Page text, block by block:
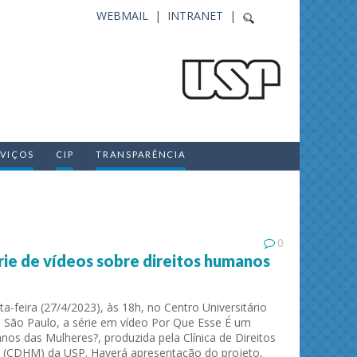
INTRANET |
WEBMAIL |
CIP TRANSPARÊNCIA
0
de vídeos sobre direitos humanos
feira (27/4/2023), às 18h, no Centro Universitário
Paulo, a série em vídeo Por Que Esse É um
das Mulheres?, produzida pela Clínica de Direitos
da USP. Haverá apresentação do projeto,